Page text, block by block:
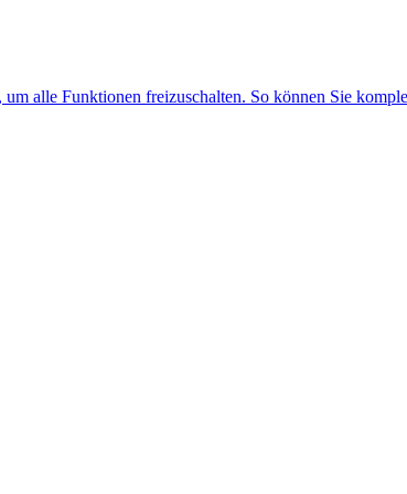
alle Funktionen freizuschalten. So können Sie